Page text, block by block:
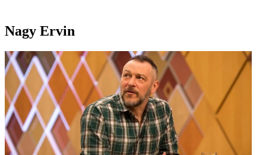
Nagy Ervin